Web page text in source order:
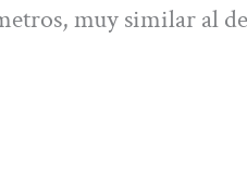
muy similar al